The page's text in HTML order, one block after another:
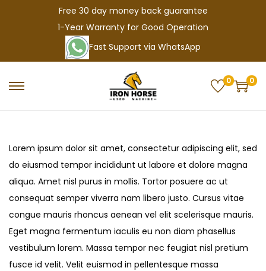
Free 30 day money back guarantee
1-Year Warranty for Good Operation
Fast Support via WhatsApp
S
t
o
v
S
t
o
n
0 0
Lorem ipsum dolor sit amet, consectetur adipiscing elit, sed
do eiusmod tempor incididunt ut labore et dolore magna
aliqua. Amet nisl purus in mollis. Tortor posuere ac ut
consequat semper viverra nam libero justo. Cursus vitae
congue mauris rhoncus aenean vel elit scelerisque mauris.
Eget magna fermentum iaculis eu non diam phasellus
vestibulum lorem. Massa tempor nec feugiat nisl pretium
fusce id velit. Velit euismod in pellentesque massa